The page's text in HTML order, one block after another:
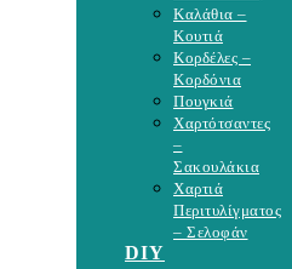
Καλάθια –
Κουτιά
Κορδέλες –
Κορδόνια
Πουγκιά
Χαρτότσαντες
–
Σακουλάκια
Χαρτιά
Περιτυλίγματος
– Σελοφάν
DIY